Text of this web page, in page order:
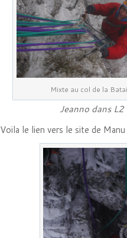
Mixte au col de la
Jeanno dans
Voila le lien vers le site de